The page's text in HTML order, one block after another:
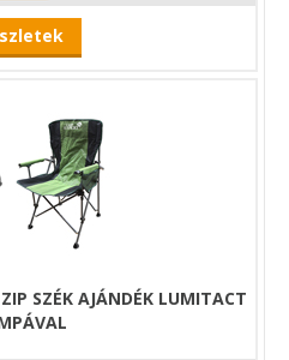
SZÉK AJÁNDÉK LUMITACT